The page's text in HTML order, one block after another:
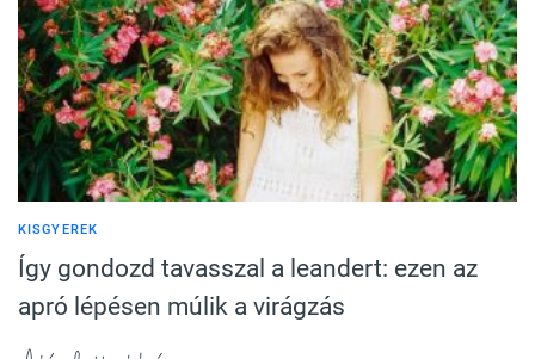
KISGYEREK
Így gondozd tavasszal a leandert: ezen az
apró lépésen múlik a virágzás